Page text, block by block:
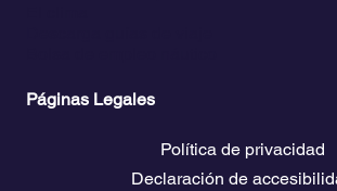
Páginas Legales
Política de privacidad
Declaración de